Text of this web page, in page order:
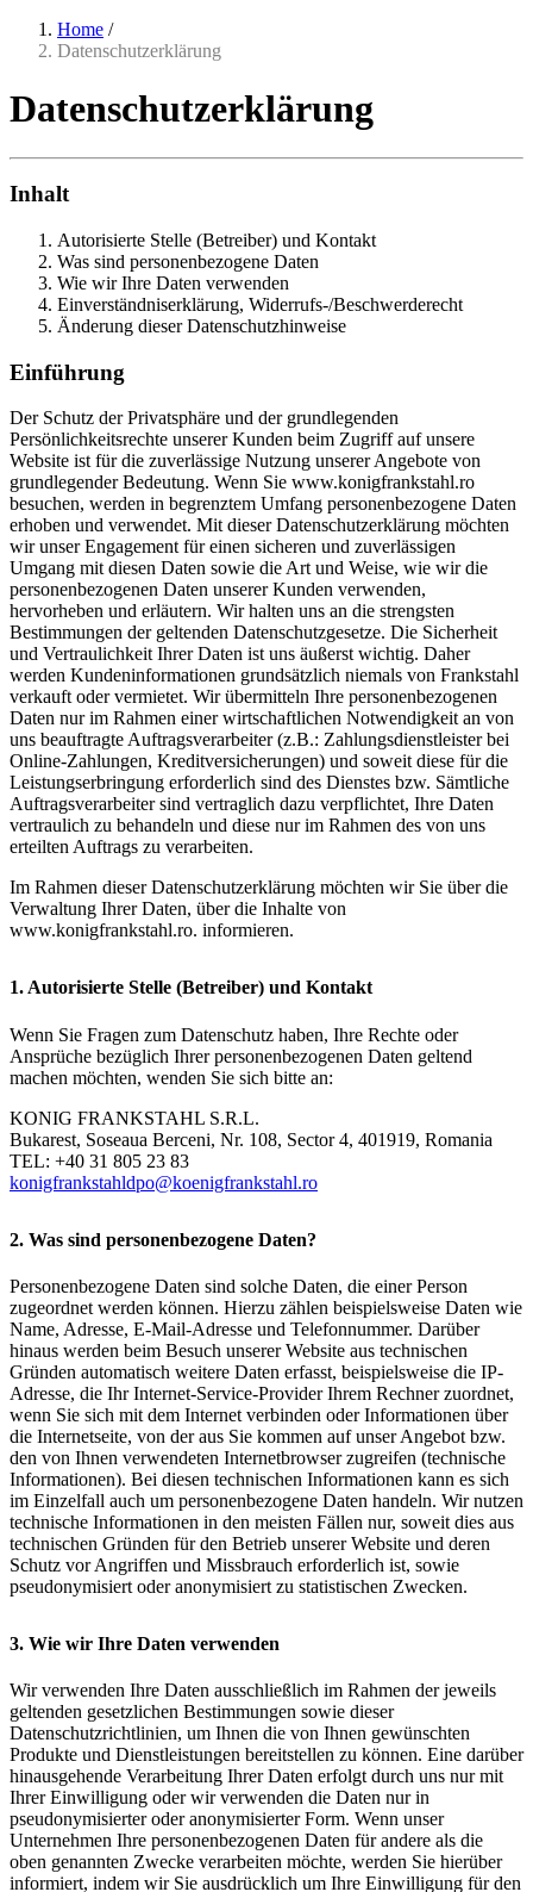
Home /
Datenschutzerklärung
Datenschutzerklärung
Inhalt
Autorisierte Stelle (Betreiber) und Kontakt
Was sind personenbezogene Daten
Wie wir Ihre Daten verwenden
Einverständniserklärung, Widerrufs-/Beschwerderecht
Änderung dieser Datenschutzhinweise
Einführung
Der Schutz der Privatsphäre und der grundlegenden
Persönlichkeitsrechte unserer Kunden beim Zugriff auf unsere
Website ist für die zuverlässige Nutzung unserer Angebote von
grundlegender Bedeutung. Wenn Sie www.konigfrankstahl.ro
besuchen, werden in begrenztem Umfang personenbezogene Daten
erhoben und verwendet. Mit dieser Datenschutzerklärung möchten
wir unser Engagement für einen sicheren und zuverlässigen
Umgang mit diesen Daten sowie die Art und Weise, wie wir die
personenbezogenen Daten unserer Kunden verwenden,
hervorheben und erläutern. Wir halten uns an die strengsten
Bestimmungen der geltenden Datenschutzgesetze. Die Sicherheit
und Vertraulichkeit Ihrer Daten ist uns äußerst wichtig. Daher
werden Kundeninformationen grundsätzlich niemals von Frankstahl
verkauft oder vermietet. Wir übermitteln Ihre personenbezogenen
Daten nur im Rahmen einer wirtschaftlichen Notwendigkeit an von
uns beauftragte Auftragsverarbeiter (z.B.: Zahlungsdienstleister bei
Online-Zahlungen, Kreditversicherungen) und soweit diese für die
Leistungserbringung erforderlich sind des Dienstes bzw. Sämtliche
Auftragsverarbeiter sind vertraglich dazu verpflichtet, Ihre Daten
vertraulich zu behandeln und diese nur im Rahmen des von uns
erteilten Auftrags zu verarbeiten.
Im Rahmen dieser Datenschutzerklärung möchten wir Sie über die
Verwaltung Ihrer Daten, über die Inhalte von
www.konigfrankstahl.ro. informieren.
1. Autorisierte Stelle (Betreiber) und Kontakt
Wenn Sie Fragen zum Datenschutz haben, Ihre Rechte oder
Ansprüche bezüglich Ihrer personenbezogenen Daten geltend
machen möchten, wenden Sie sich bitte an:
KONIG FRANKSTAHL S.R.L.
Bukarest, Soseaua Berceni, Nr. 108, Sector 4, 401919, Romania
TEL: +40 31 805 23 83
konigfrankstahldpo@koenigfrankstahl.ro
2. Was sind personenbezogene Daten?
Personenbezogene Daten sind solche Daten, die einer Person
zugeordnet werden können. Hierzu zählen beispielsweise Daten wie
Name, Adresse, E-Mail-Adresse und Telefonnummer. Darüber
hinaus werden beim Besuch unserer Website aus technischen
Gründen automatisch weitere Daten erfasst, beispielsweise die IP-
Adresse, die Ihr Internet-Service-Provider Ihrem Rechner zuordnet,
wenn Sie sich mit dem Internet verbinden oder Informationen über
die Internetseite, von der aus Sie kommen auf unser Angebot bzw.
den von Ihnen verwendeten Internetbrowser zugreifen (technische
Informationen). Bei diesen technischen Informationen kann es sich
im Einzelfall auch um personenbezogene Daten handeln. Wir nutzen
technische Informationen in den meisten Fällen nur, soweit dies aus
technischen Gründen für den Betrieb unserer Website und deren
Schutz vor Angriffen und Missbrauch erforderlich ist, sowie
pseudonymisiert oder anonymisiert zu statistischen Zwecken.
3. Wie wir Ihre Daten verwenden
Wir verwenden Ihre Daten ausschließlich im Rahmen der jeweils
geltenden gesetzlichen Bestimmungen sowie dieser
Datenschutzrichtlinien, um Ihnen die von Ihnen gewünschten
Produkte und Dienstleistungen bereitstellen zu können. Eine darüber
hinausgehende Verarbeitung Ihrer Daten erfolgt durch uns nur mit
Ihrer Einwilligung oder wir verwenden die Daten nur in
pseudonymisierter oder anonymisierter Form. Wenn unser
Unternehmen Ihre personenbezogenen Daten für andere als die
oben genannten Zwecke verarbeiten möchte, werden Sie hierüber
informiert, indem wir Sie ausdrücklich um Ihre Einwilligung für den